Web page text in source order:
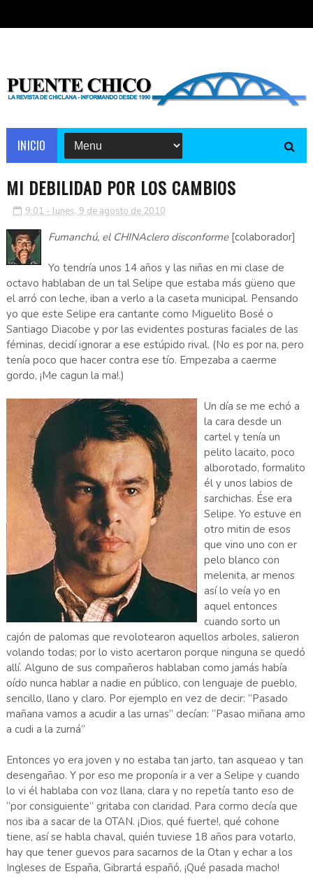
INICIO
MI DEBILIDAD POR LOS CAMBIOS
9:01 - lunes, 9 de agosto de 2010
Fumanchú, el CHINAclero disconforme[colaborador]
Yo tendría unos 14 años y las niñas en mi clase de
octavo hablaban de un tal Selipe que estaba más güeno que
el arró con leche, iban a verlo a la caseta municipal. Pensando
yo que este Selipe era cantante como Miguelito Bosé o
Santiago Diacobe y por las evidentes posturas faciales de las
féminas, decidí ignorar a ese estúpido rival. (No es por na, pero
tenía poco que hacer contra ese tío. Empezaba a caerme
gordo, ¡Me cagun la ma!.)
Un día se me echó a
la cara desde un
cartel y tenía un
pelito lacaito, poco
alborotado, formalito
él y unos labios de
sarchichas. Ése era
Selipe. Yo estuve en
otro mitin de esos
que vino uno con er
pelo blanco con
melenita, ar menos
así lo veía yo en
aquel entonces
cuando sorto un
cajón de palomas que revolotearon aquellos arboles, salieron
volando todas; por lo visto acertaron porque ninguna se quedó
allí. Alguno de sus compañeros hablaban como jamás había
oído nunca hablar a nadie en público, con lenguaje de pueblo,
sencillo, llano y claro. Por ejemplo en vez de decir: “Pasado
mañana vamos a acudir a las urnas” decían: “Pasao miñana amo
a cudi a la zurná”
Entonces yo era joven y no estaba tan jarto, tan asqueao y tan
desengañao. Y por eso me proponía ir a ver a Selipe y cuando
lo vi él hablaba con voz llana, clara y no repetía tanto eso de
“por consiguiente” gritaba con claridad. Para cormo decía que
nos iba a sacar de la OTAN. ¡Dios, qué fuerte!, qué cohone
tiene, así se habla chaval, quién tuviese 18 años para votarlo,
hay que tener guevos para sacarnos de la Otan y echar a los
Ingleses de España, Gibrartá españó, ¡Qué pasada macho!